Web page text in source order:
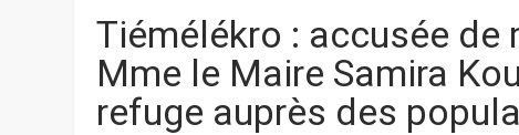
Tiémélékro : accusée de
Mme le Maire Samira
refuge auprès des